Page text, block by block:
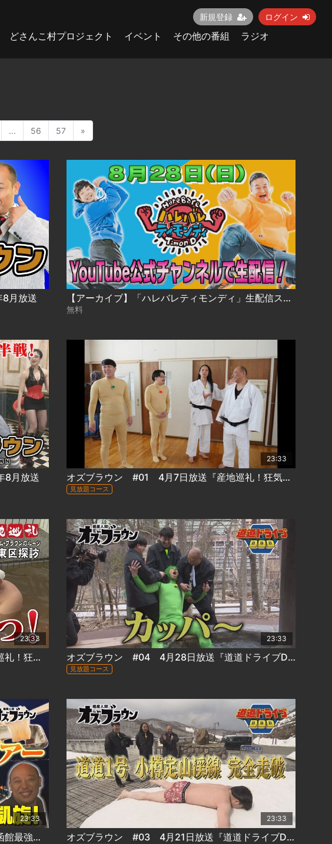
新規登録 ログイン
どさんこ村プロジェクト イベント その他の番組
ラジオ
... 56 57 »
月放送 【アーカイブ】「ハレバレティモンディ」生配信スペシャル！
無料
8月放送
23:33
オズブラウン #01 4月7日放送『産地巡礼！狂気芸人トム・ブラウンのルーツ札幌東区探訪(前編)』
見放題コース
23:33
オズブラウン #02 4月14日放送『産地巡礼！狂気芸人トム・ブラウンのルーツ札幌東区探訪(後編)』
23:33
オズブラウン #04 4月28日放送『道道ドライブDDD 小樽定山渓線 道道1号(後編)』
見放題コース
23:33
オズブラウン #21 8月25日放送『夜の函館最強食べ歩きツアー(前編)』
23:33
オズブラウン #03 4月21日放送『道道ドライブDDD 小樽定山渓線 道道1号(前編)』